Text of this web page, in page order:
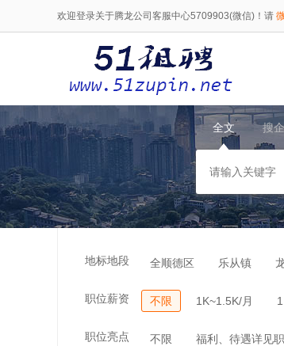
欢迎登录关于腾龙公司客服中心5709903(微信)！请
全文 搜
地标地段 全顺德区 乐从镇
职位薪资 不限 1K~1.5K/月
职位亮点 不限 福利、待遇详见